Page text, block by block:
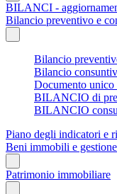
BILANCI -
Bilancio preventivo e
Bilancio
Bilancio
Documento
BILANCIO di
BILANCIO
Piano degli indicatori e
Beni immobili e
Patrimonio immobiliare